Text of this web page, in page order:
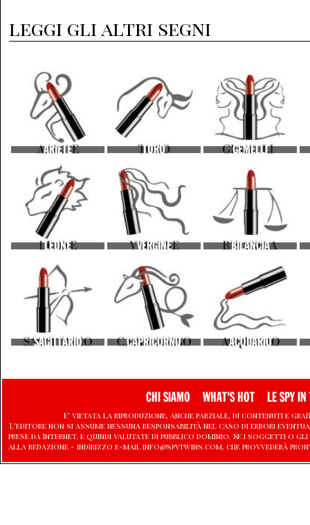
leggi gli altri segni
ARIETE TORO GEMELLI
LEONE VERGINE BILANCIA
SAGITTARIO CAPRICORNO ACQUARIO
CHI SIAMO WHAT'S HOT LE SPY IN
E' vietata la riproduzione, anche parziale, di contenuti e
L'editore non si assume nessuna responsabilità nel caso di errori
prese da Internet, e quindi valutate di pubblico dominio. Se i soggetti
alla redazione - indirizzo e-mail info@spytwins.com, che provvederà